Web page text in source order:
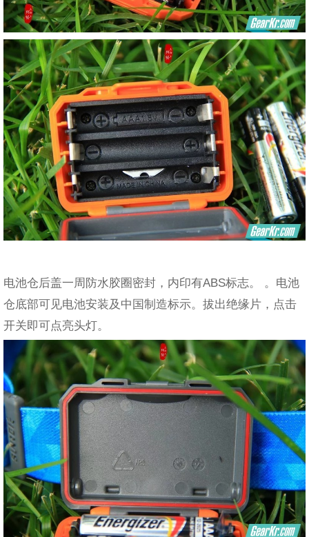
电池仓后盖一周防水胶圈密封，内印有ABS标志。 。电池
仓底部可见电池安装及中国制造标示。拔出绝缘片，点击
开关即可点亮头灯。